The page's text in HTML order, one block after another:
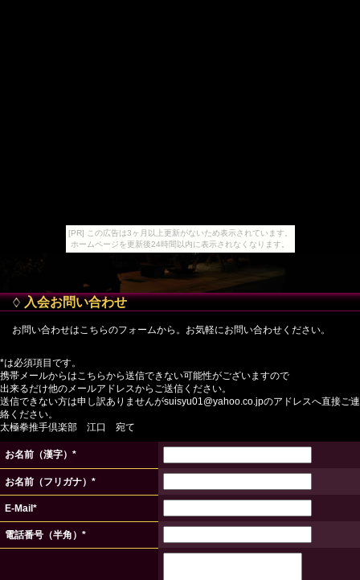
[PR] この広告は3ヶ月以上更新がないため表示されています。
ホームページを更新後24時間以内に表示されなくなります。
入会お問い合わせ
お問い合わせはこちらのフォームから。お気軽にお問い合わせください。
*は必須項目です。
携帯メールからはこちらから送信できない可能性がございますので
出来るだけ他のメールアドレスからご送信ください。
送信できない方は申し訳ありませんがsuisyu01@yahoo.co.jpのアドレスへ直接ご連
絡ください。
太極拳推手倶楽部 江口 宛て
お名前（漢字）*
お名前（フリガナ）*
E-Mail*
電話番号（半角）*